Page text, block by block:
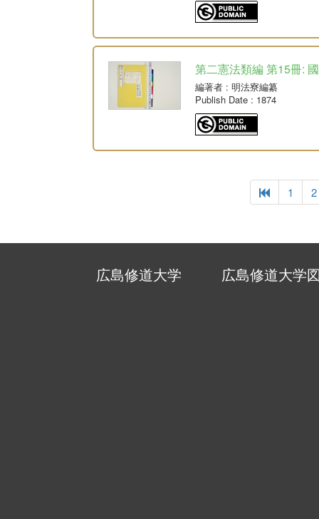
第二憲法類編 第15冊:
編著者 : 明法寮編纂
Publish Date : 1874
1 2
広島修道大学 広島修道大学